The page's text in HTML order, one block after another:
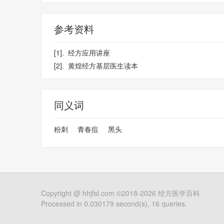
参考资料
[1]. 经方应用讲座
[2]. 黄煌经方基层医生读本
同义词
粉刺 青春痘 黑头
Copyright @ hhjfsl.com ©2018-2026 经方医学百科
Processed in 0.030179 second(s), 16 queries.